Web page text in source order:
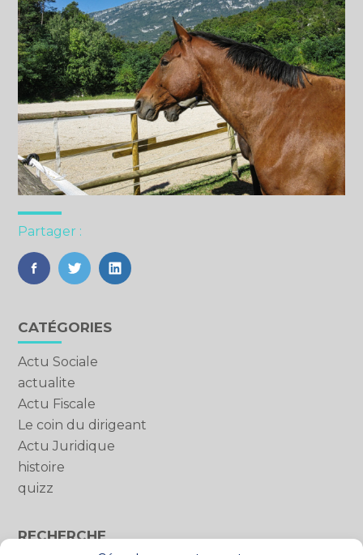
Partager :
FaceBook
TwitterLinkedIn
Blog
sidebar
CATÉGORIES
Actu Sociale
actualite
Actu Fiscale
Le coin du dirigeant
Actu Juridique
histoire
quizz
RECHERCHE